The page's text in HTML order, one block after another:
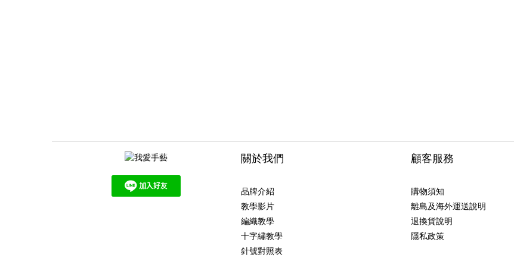
關於我們
品牌介紹
教學影片
編織教學
十字繡教學
針號對照表
顧客服務
購物須知
離島及海外運送說明
退換貨說明
隱私政策